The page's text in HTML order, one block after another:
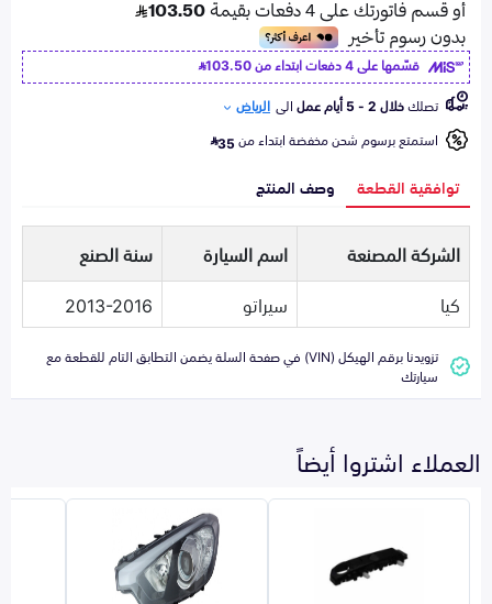
قسّمها على 4 دفعات ابتداء من
103.50
تصلكخلال 2 - 5 أيام عمل الى الرياض
استمتع برسوم شحن مخفضة ابتداء من35
توافقية القطعة وصف المنتج
الشركة المصنعة اسم السيارة
سنة الصنع
كيا
سيراتو 2013-2016
تزويدنا برقم الهيكل (VIN) في صفحة السلة يضمن التطابق التام للقطعة مع
سيارتك
العملاء اشتروا أيضاً